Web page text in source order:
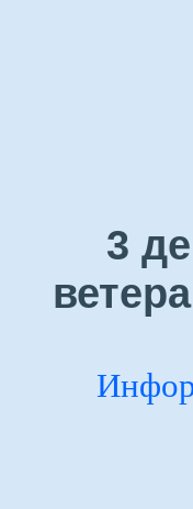
3